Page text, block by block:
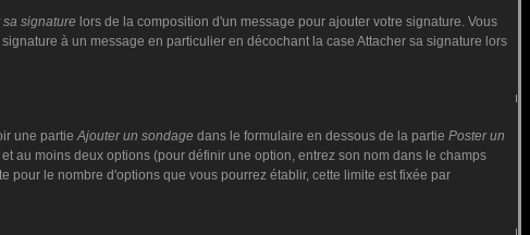
sa signature lors de la composition d'un message pour ajouter votre signature. Vous
à un message en particulier en décochant la case Attacher sa signature lors
une partieAjouter un sondage dans le formulaire en dessous de la partie Poster un
au moins deux options (pour définir une option, entrez son nom dans le champs
pour le nombre d'options que vous pourrez établir, cette limite est fixée par